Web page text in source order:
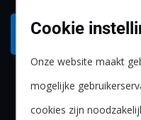
Neem contact op
Cookie
Onze website maakt
mogelijke
cookies zijn